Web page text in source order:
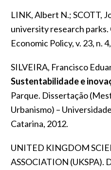
LINK, Albert N.; SCOTT,
university research parks.
Economic Policy, v. 23, n.
SILVEIRA, Francisco
Sustentabilidade e
Parque. Dissertação
Urbanismo) –
Catarina, 2012.
UNITED KINGDOM
ASSOCIATION (UKSPA).